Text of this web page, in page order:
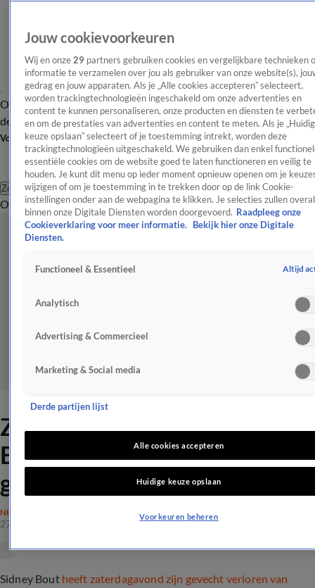
OverzichtAfleveringen Entertainment TV Algemeen
Tip
de redactieNieuwsbrief
Volg Shownieuws
Zoeken
OverzichtEntertainmentSpraakmakendRealityCrimeVideo's
ZIEN! Temptation-Sidney
Bout totaal ontstemd na
gevecht: 'K*nkerzooi!'
NIEUWS
27 okt 2019, 15:47
Sidney Bout heeft zaterdagavond zijn gevecht verloren van
Jouw cookievoorkeuren
Wij en onze 29 partners gebruiken cookies en vergelijkbare technieken
informatie te verzamelen over jou als gebruiker van onze website(s),
gedrag en jouw apparaten. Als je „Alle cookies accepteren” selecteert,
worden trackingtechnologieën ingeschakeld om onze advertenties en
content te kunnen personaliseren, onze producten en diensten te
en om de prestaties van advertenties en content te meten. Als je
keuze opslaan” selecteert of je toestemming intrekt, worden deze
trackingtechnologieën uitgeschakeld. We gebruiken dan enkel
essentiële cookies om de website goed te laten functioneren en veilig te
houden. Je kunt dit menu op ieder moment opnieuw openen om je
wijzigen of om je toestemming in te trekken door op de link Cookie-
instellingen onder aan de webpagina te klikken. Je selecties zullen overal
binnen onze Digitale Diensten worden doorgevoerd. Raadpleeg onze
Cookieverklaring voor meer informatie.
Bekijk hier onze Digitale
Diensten.
Functioneel & Essentieel Altijd
Analytisch
Advertising & Commercieel
Marketing & Social media
Derde partijen lijst
Alle cookies accepteren
Huidige keuze opslaan
Voorkeuren beheren